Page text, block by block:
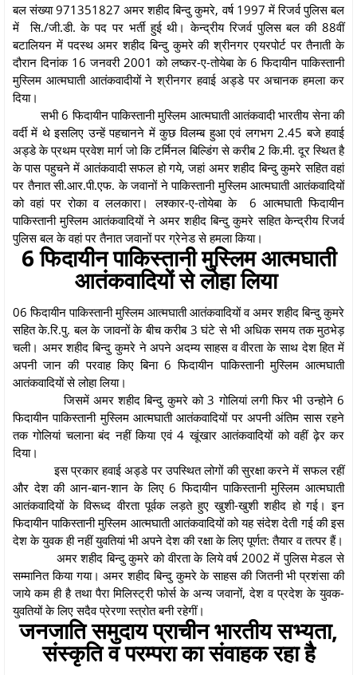
बल संख्या 971351827 अमर शहीद बिन्दु कुमरे, वर्ष 1997 में रिजर्व पुलिस बल
में सि./जी.डी. के पद पर भर्ती हुई थी। केन्द्रीय रिजर्व पुलिस बल की 88वीं
बटालियन में पदस्थ अमर शहीद बिन्दु कुमरे की श्रीनगर एयरपोर्ट पर तैनाती के
दौरान दिनांक 16 जनवरी 2001 को लष्कर-ए-तोयेबा के 6 फिदायीन पाकिस्तानी
मुस्लिम आत्मघाती आतंकवादीयों ने श्रीनगर हवाई अड्डे पर अचानक हमला कर
दिया।
सभी 6 फिदायीन पाकिस्तानी मुस्लिम आत्मघाती आतंकवादी भारतीय सेना की
वर्दी में थे इसलिए उन्हें पहचानने में कुछ विलम्ब हुआ एवं लगभग 2.45 बजे हवाई
अड्डे के प्रथम प्रवेश मार्ग जो कि टर्मिनल बिल्डिंग से करीब 2 कि.मी. दूर स्थित है
के पास पहुचने में आतंकवादी सफल हो गये, जहां अमर शहीद बिन्दु कुमरे सहित वहां
पर तैनात सी.आर.पी.एफ. के जवानों ने पाकिस्तानी मुस्लिम आत्मघाती आतंकवादियों
को वहां पर रोका व ललकारा। लश्कार-ए-तोयेबा के 6 आत्मघाती फिदायीन
पाकिस्तानी मुस्लिम आतंकवादियों ने अमर शहीद बिन्दु कुमरे सहित केन्द्रीय रिजर्व
पुलिस बल के वहां पर तैनात जवानों पर ग्रेनेड से हमला किया।
6 फिदायीन पाकिस्तानी मुस्लिम आत्मघाती
आतंकवादियों से लोहा लिया
06 फिदायीन पाकिस्तानी मुस्लिम आत्मघाती आतंकवादियों व अमर शहीद बिन्दु कुमरे
सहित के.रि.पु. बल के जावनों के बीच करीब 3 घंटे से भी अधिक समय तक मुठभेड़
चली। अमर शहीद बिन्दु कुमरे ने अपने अदम्य साहस व वीरता के साथ देश हित में
अपनी जान की परवाह किए बिना 6 फिदायीन पाकिस्तानी मुस्लिम आत्मघाती
आतंकवादियों से लोहा लिया।
जिसमें अमर शहीद बिन्दु कुमरे को 3 गोलियां लगी फिर भी उन्होने 6
फिदायीन पाकिस्तानी मुस्लिम आत्मघाती आतंकवादियों पर अपनी अंतिम सास रहने
तक गोलियां चलाना बंद नहीं किया एवं 4 खूंखार आतंकवादियों को वहीं ढ़ेर कर
दिया।
इस प्रकार हवाई अड्डे पर उपस्थित लोगों की सुरक्षा करने में सफल रहीं
और देश की आन-बान-शान के लिए 6 फिदायीन पाकिस्तानी मुस्लिम आत्मघाती
आतंकवादियों के विरूध्द वीरता पूर्वक लड़ते हुए खुशी-खुशी शहीद हो गई। इन
फिदायीन पाकिस्तानी मुस्लिम आत्मघाती आतंकवादियों को यह संदेश देती गई की इस
देश के युवक ही नहीं युवतियां भी अपने देश की रक्षा के लिए पूर्णत: तैयार व तत्पर हैं।
अमर शहीद बिन्दु कुमरे को वीरता के लिये वर्ष 2002 में पुलिस मेडल से
सम्मानित किया गया। अमर शहीद बिन्दु कुमरे के साहस की जितनी भी प्रशंसा की
जाये कम ही है तथा पैरा मिलिस्ट्री फोर्स के अन्य जवानों, देश व प्रदेश के युवक-
युवतियों के लिए सदैव प्रेरणा स्त्रोत बनी रहेगीं।
जनजाति समुदाय प्राचीन भारतीय सभ्यता,
संस्कृति व परम्परा का संवाहक रहा है